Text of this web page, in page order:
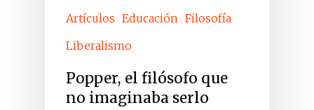
Artículos Educación Filosofía
Liberalismo
Popper, el filósofo que
no imaginaba serlo